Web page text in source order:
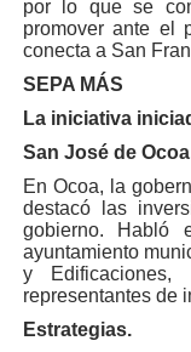
por lo que se
promover ante el
conecta a San
SEPA MÁS
La iniciativa
San José de
En Ocoa, la
destacó las
gobierno. Habló
ayuntamiento
y Edificaciones,
representantes de
Estrategias.